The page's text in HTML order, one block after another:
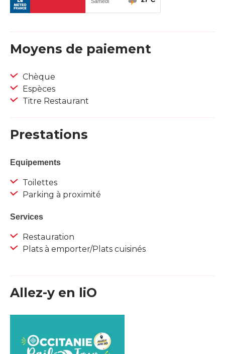
Moyens de paiement
Chèque
Espèces
Titre Restaurant
Prestations
Equipements
Toilettes
Parking à proximité
Services
Restauration
Plats à emporter/Plats cuisinés
Allez-y en liO